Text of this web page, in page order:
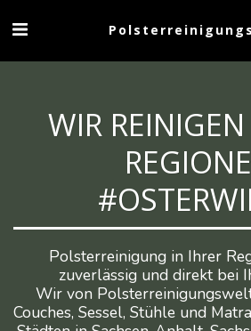
WIR
Polsterreinigung in Ihrer
zuverlässig und direkt bei
Wir von
Couches, Sessel, Stühle und